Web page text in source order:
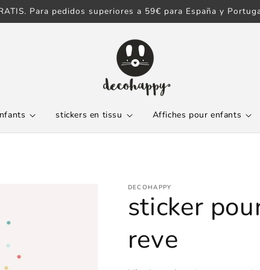
Para pedidos superiores a 59€ para España y
stickers en tissu Affiches pour enfants
DECOHAPPY
sticker
reve